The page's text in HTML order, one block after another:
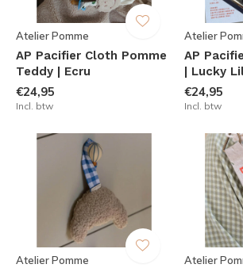
Atelier Pomme
AP Pacifier Cloth Pomme
Teddy | Ecru
€24,95
Incl. btw
Atelier
AP
| Lucky
€24,95
Incl. btw
Atelier Pomme Atelier